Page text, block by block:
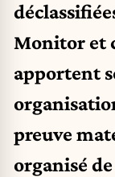
Monitor et
apportent
preuve
organisé